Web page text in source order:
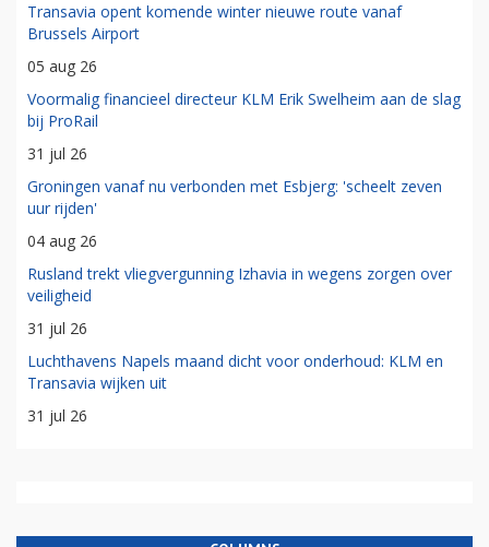
Transavia opent komende winter nieuwe route vanaf
Brussels Airport
05 aug 26
Voormalig financieel directeur KLM Erik Swelheim aan de slag
bij ProRail
31 jul 26
Groningen vanaf nu verbonden met Esbjerg: 'scheelt zeven
uur rijden'
04 aug 26
Rusland trekt vliegvergunning Izhavia in wegens zorgen over
veiligheid
31 jul 26
Luchthavens Napels maand dicht voor onderhoud: KLM en
Transavia wijken uit
31 jul 26